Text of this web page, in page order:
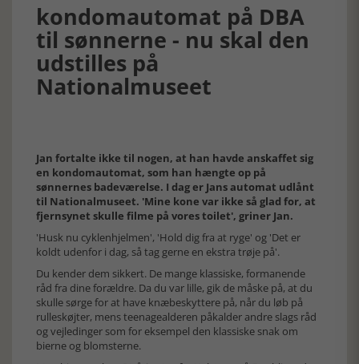
kondomautomat på DBA
til sønnerne - nu skal den
udstilles på
Nationalmuseet
Jan fortalte ikke til nogen, at han havde anskaffet sig
en kondomautomat, som han hængte op på
sønnernes badeværelse. I dag er Jans automat udlånt
til Nationalmuseet. 'Mine kone var ikke så glad for, at
fjernsynet skulle filme på vores toilet', griner Jan.
'Husk nu cyklenhjelmen', 'Hold dig fra at ryge' og 'Det er
koldt udenfor i dag, så tag gerne en ekstra trøje på'.
Du kender dem sikkert. De mange klassiske, formanende
råd fra dine forældre. Da du var lille, gik de måske på, at du
skulle sørge for at have knæbeskyttere på, når du løb på
rulleskøjter, mens teenagealderen påkalder andre slags råd
og vejledinger som for eksempel den klassiske snak om
bierne og blomsterne.